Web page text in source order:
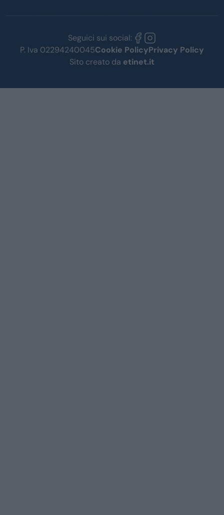
Seguici sui social:
P. Iva 02294240045Cookie PolicyPrivacy Policy
Sito creato da etinet.it